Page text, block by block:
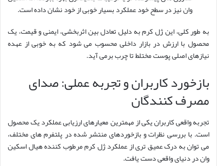
وان نیز در سطح خود عملکرد بسیار خوبی از خود نشان داده است.
به طور کلی، این ژل کرم به دلیل تعادل بین اثربخشی، ایمنی و قیمت، یک
محصول با ارزش در بازار داخلی محسوب می شود که به خوبی از عهده
نیازهای اصلی پوست مختلط تا چرب برمی آید.
بازخورد کاربران و تجربه عملی: صدای
مصرف کنندگان
تجربه واقعی کاربران یکی از مهمترین معیارهای ارزیابی عملکرد یک محصول
است. با بررسی نظرات و بازخوردهای منتشر شده در پلتفرم های مختلف،
می توان به درک عمیق تری از عملکرد ژل کرم مرطوب کننده هیال اسکین
وان در دنیای واقعی دست یافت.